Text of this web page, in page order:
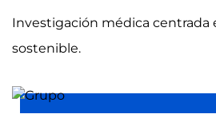
Investigación médica centrada
sostenible.